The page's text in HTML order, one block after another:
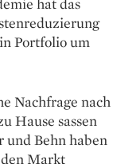
Port­folio um
Nachfrage nach
Hause sassen
und Behn haben
Markt